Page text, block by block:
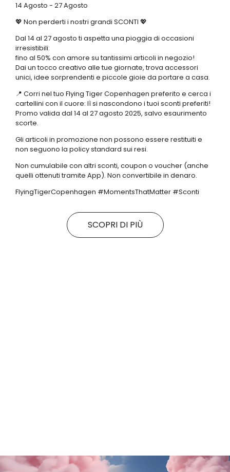
14 Agosto - 27 Agosto
💖 Non perderti i nostri grandi SCONTI 💖
Dal 14 al 27 agosto ti aspetta una pioggia di occasioni
irresistibili:
fino al 50% con amore su tantissimi articoli in negozio!
Dai un tocco creativo alle tue giornate, trova accessori
unici, idee sorprendenti e piccole gioie da portare a casa.
📍 Corri nel tuo Flying Tiger Copenhagen preferito e cerca i
cartellini con il cuore: lì si nascondono i tuoi sconti preferiti!
Promo valida dal 14 al 27 agosto 2025, salvo esaurimento
scorte.
Gli articoli in promozione non possono essere restituiti e
non seguono la policy standard sui resi.
Non cumulabile con altri sconti, coupon o voucher (anche
quelli ottenuti tramite App). Non convertibile in denaro.
FlyingTigerCopenhagen #MomentsThatMatter #Sconti
SCOPRI DI PIÙ